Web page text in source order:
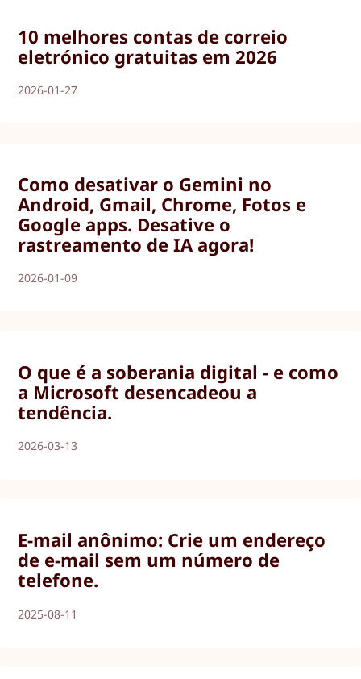
10 melhores contas de correio
eletrónico gratuitas em 2026
2026-01-27
Como desativar o Gemini no
Android, Gmail, Chrome, Fotos e
Google apps. Desative o
rastreamento de IA agora!
2026-01-09
O que é a soberania digital - e como
a Microsoft desencadeou a
tendência.
2026-03-13
E-mail anônimo: Crie um endereço
de e-mail sem um número de
telefone.
2025-08-11